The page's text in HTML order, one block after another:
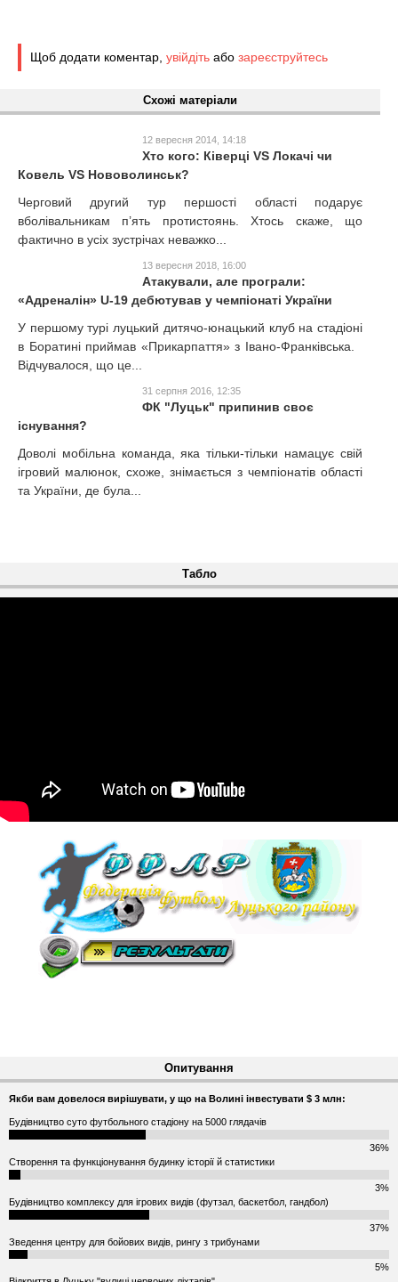
Щоб додати коментар, увійдіть або зареєструйтесь
Схожі матеріали
12 вересня 2014, 14:18
Хто кого: Ківерці VS Локачі чи
Ковель VS Нововолинськ?
Черговий другий тур першості області подарує
вболівальникам п’ять протистоянь. Хтось скаже, що
фактично в усіх зустрічах неважко...
13 вересня 2018, 16:00
Атакували, але програли:
«Адреналін» U-19 дебютував у чемпіонаті України
У першому турі луцький дитячо-юнацький клуб на стадіоні
в Боратині приймав «Прикарпаття» з Івано-Франківська.
Відчувалося, що це...
31 серпня 2016, 12:35
ФК "Луцьк" припинив своє
існування?
Доволі мобільна команда, яка тільки-тільки намацує свій
ігровий малюнок, схоже, знімається з чемпіонатів області
та України, де була...
Табло
Опитування
Якби вам довелося вирішувати, у що на Волині інвестувати $ 3 млн:
Будівництво суто футбольного стадіону на 5000 глядачів
36%
Створення та функціонування будинку історії й статистики
3%
Будівництво комплексу для ігрових видів (футзал, баскетбол, гандбол)
37%
Зведення центру для бойових видів, рингу з трибунами
5%